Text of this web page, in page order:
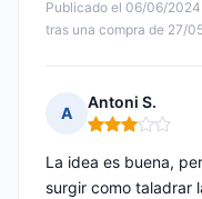
Publicado el 06/06/
tras una compra de 27/
A
Antoni S.
Nota: 3 de 5
La idea es buena,
surgir como taladrar